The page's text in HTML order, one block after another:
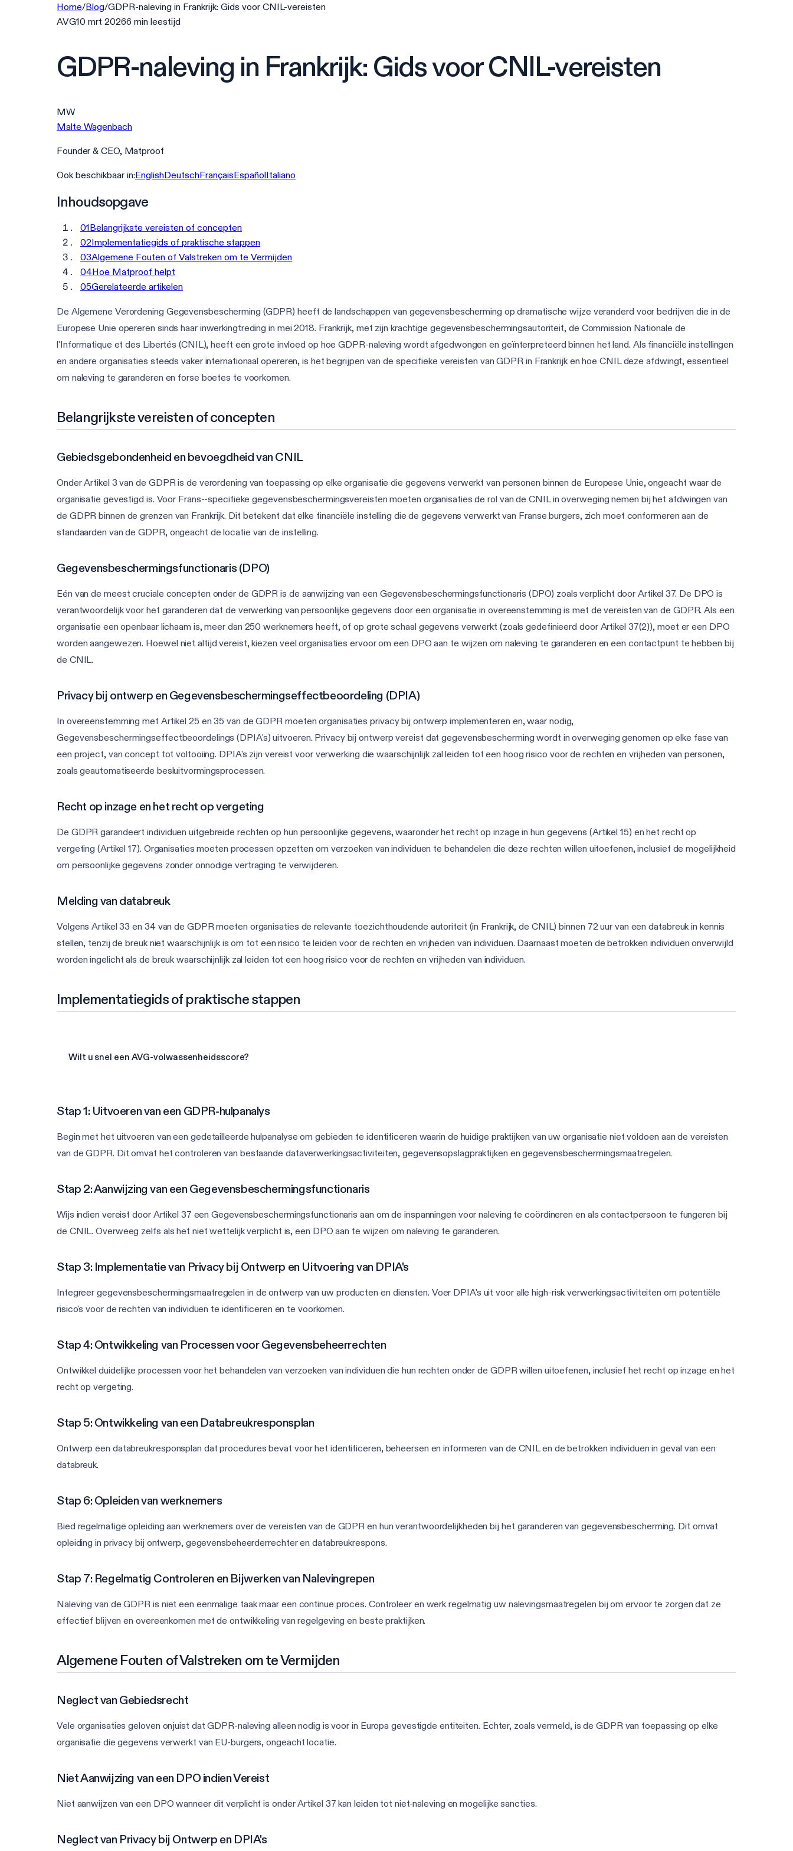
Home/Blog/GDPR-naleving in Frankrijk: Gids voor CNIL-vereisten
AVG10 mrt 20266 min leestijd
GDPR-naleving in Frankrijk: Gids voor CNIL-vereisten
MW
Malte Wagenbach
Founder & CEO, Matproof
Ook beschikbaar in:EnglishDeutschFrançaisEspañolItaliano
Inhoudsopgave
01Belangrijkste vereisten of concepten
02Implementatiegids of praktische stappen
03Algemene Fouten of Valstreken om te Vermijden
04Hoe Matproof helpt
05Gerelateerde artikelen
De Algemene Verordening Gegevensbescherming (GDPR) heeft de landschappen van gegevensbescherming op dramatische wijze veranderd voor bedrijven die in de
Europese Unie opereren sinds haar inwerkingtreding in mei 2018. Frankrijk, met zijn krachtige gegevensbeschermingsautoriteit, de Commission Nationale de
l'Informatique et des Libertés (CNIL), heeft een grote invloed op hoe GDPR-naleving wordt afgedwongen en geïnterpreteerd binnen het land. Als financiële instellingen
en andere organisaties steeds vaker internationaal opereren, is het begrijpen van de specifieke vereisten van GDPR in Frankrijk en hoe CNIL deze afdwingt, essentieel
om naleving te garanderen en forse boetes te voorkomen.
Belangrijkste vereisten of concepten
Gebiedsgebondenheid en bevoegdheid van CNIL
Onder Artikel 3 van de GDPR is de verordening van toepassing op elke organisatie die gegevens verwerkt van personen binnen de Europese Unie, ongeacht waar de
organisatie gevestigd is. Voor Frans--specifieke gegevensbeschermingsvereisten moeten organisaties de rol van de CNIL in overweging nemen bij het afdwingen van
de GDPR binnen de grenzen van Frankrijk. Dit betekent dat elke financiële instelling die de gegevens verwerkt van Franse burgers, zich moet conformeren aan de
standaarden van de GDPR, ongeacht de locatie van de instelling.
Gegevensbeschermingsfunctionaris (DPO)
Eén van de meest cruciale concepten onder de GDPR is de aanwijzing van een Gegevensbeschermingsfunctionaris (DPO) zoals verplicht door Artikel 37. De DPO is
verantwoordelijk voor het garanderen dat de verwerking van persoonlijke gegevens door een organisatie in overeenstemming is met de vereisten van de GDPR. Als een
organisatie een openbaar lichaam is, meer dan 250 werknemers heeft, of op grote schaal gegevens verwerkt (zoals gedefinieerd door Artikel 37(2)), moet er een DPO
worden aangewezen. Hoewel niet altijd vereist, kiezen veel organisaties ervoor om een DPO aan te wijzen om naleving te garanderen en een contactpunt te hebben bij
de CNIL.
Privacy bij ontwerp en Gegevensbeschermingseffectbeoordeling (DPIA)
In overeenstemming met Artikel 25 en 35 van de GDPR moeten organisaties privacy bij ontwerp implementeren en, waar nodig,
Gegevensbeschermingseffectbeoordelings (DPIA's) uitvoeren. Privacy bij ontwerp vereist dat gegevensbescherming wordt in overweging genomen op elke fase van
een project, van concept tot voltooiing. DPIA's zijn vereist voor verwerking die waarschijnlijk zal leiden tot een hoog risico voor de rechten en vrijheden van personen,
zoals geautomatiseerde besluitvormingsprocessen.
Recht op inzage en het recht op vergeting
De GDPR garandeert individuen uitgebreide rechten op hun persoonlijke gegevens, waaronder het recht op inzage in hun gegevens (Artikel 15) en het recht op
vergeting (Artikel 17). Organisaties moeten processen opzetten om verzoeken van individuen te behandelen die deze rechten willen uitoefenen, inclusief de mogelijkheid
om persoonlijke gegevens zonder onnodige vertraging te verwijderen.
Melding van databreuk
Volgens Artikel 33 en 34 van de GDPR moeten organisaties de relevante toezichthoudende autoriteit (in Frankrijk, de CNIL) binnen 72 uur van een databreuk in kennis
stellen, tenzij de breuk niet waarschijnlijk is om tot een risico te leiden voor de rechten en vrijheden van individuen. Daarnaast moeten de betrokken individuen onverwijld
worden ingelicht als de breuk waarschijnlijk zal leiden tot een hoog risico voor de rechten en vrijheden van individuen.
Implementatiegids of praktische stappen
Wilt u snel een AVG-volwassenheidsscore?
Stap 1: Uitvoeren van een GDPR-hulpanalys
Begin met het uitvoeren van een gedetailleerde hulpanalyse om gebieden te identificeren waarin de huidige praktijken van uw organisatie niet voldoen aan de vereisten
van de GDPR. Dit omvat het controleren van bestaande dataverwerkingsactiviteiten, gegevensopslagpraktijken en gegevensbeschermingsmaatregelen.
Stap 2: Aanwijzing van een Gegevensbeschermingsfunctionaris
Wijs indien vereist door Artikel 37 een Gegevensbeschermingsfunctionaris aan om de inspanningen voor naleving te coördineren en als contactpersoon te fungeren bij
de CNIL. Overweeg zelfs als het niet wettelijk verplicht is, een DPO aan te wijzen om naleving te garanderen.
Stap 3: Implementatie van Privacy bij Ontwerp en Uitvoering van DPIA's
Integreer gegevensbeschermingsmaatregelen in de ontwerp van uw producten en diensten. Voer DPIA's uit voor alle high-risk verwerkingsactiviteiten om potentiële
risico's voor de rechten van individuen te identificeren en te voorkomen.
Stap 4: Ontwikkeling van Processen voor Gegevensbeheerrechten
Ontwikkel duidelijke processen voor het behandelen van verzoeken van individuen die hun rechten onder de GDPR willen uitoefenen, inclusief het recht op inzage en het
recht op vergeting.
Stap 5: Ontwikkeling van een Databreukresponsplan
Ontwerp een databreukresponsplan dat procedures bevat voor het identificeren, beheersen en informeren van de CNIL en de betrokken individuen in geval van een
databreuk.
Stap 6: Opleiden van werknemers
Bied regelmatige opleiding aan werknemers over de vereisten van de GDPR en hun verantwoordelijkheden bij het garanderen van gegevensbescherming. Dit omvat
opleiding in privacy bij ontwerp, gegevensbeheerderrechter en databreukrespons.
Stap 7: Regelmatig Controleren en Bijwerken van Nalevingrepen
Naleving van de GDPR is niet een eenmalige taak maar een continue proces. Controleer en werk regelmatig uw nalevingsmaatregelen bij om ervoor te zorgen dat ze
effectief blijven en overeenkomen met de ontwikkeling van regelgeving en beste praktijken.
Algemene Fouten of Valstreken om te Vermijden
Neglect van Gebiedsrecht
Vele organisaties geloven onjuist dat GDPR-naleving alleen nodig is voor in Europa gevestigde entiteiten. Echter, zoals vermeld, is de GDPR van toepassing op elke
organisatie die gegevens verwerkt van EU-burgers, ongeacht locatie.
Niet Aanwijzing van een DPO indien Vereist
Niet aanwijzen van een DPO wanneer dit verplicht is onder Artikel 37 kan leiden tot niet-naleving en mogelijke sancties.
Neglect van Privacy bij Ontwerp en DPIA's